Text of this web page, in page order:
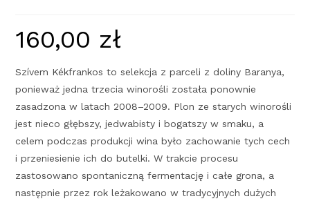
160,00 zł
Szívem Kékfrankos to selekcja z parceli z doliny Baranya,
ponieważ jedna trzecia winorośli została ponownie
zasadzona w latach 2008–2009. Plon ze starych winorośli
jest nieco głębszy, jedwabisty i bogatszy w smaku, a
celem podczas produkcji wina było zachowanie tych cech
i przeniesienie ich do butelki. W trakcie procesu
zastosowano spontaniczną fermentację i całe grona, a
następnie przez rok leżakowano w tradycyjnych dużych